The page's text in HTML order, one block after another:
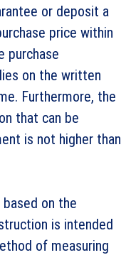
or deposit a
price within
purchase
on the written
Furthermore, the
that can be
is not higher than
on the
is intended
of measuring